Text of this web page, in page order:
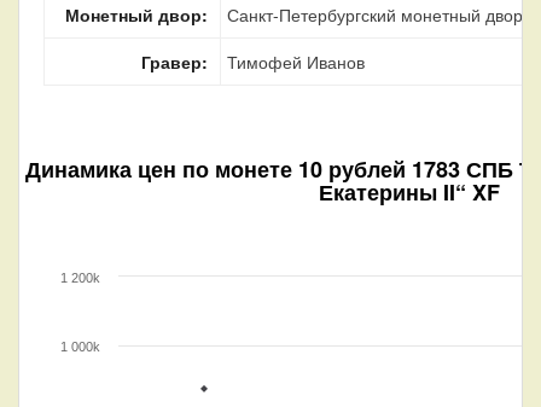
Монетный двор:
Санкт-Петербургский монетный двор,
Гравер:
Тимофей Иванов
Динамика цен по монете 10 рублей 1783 СПБ
Екатерины II“ XF
1 000k
1 200k